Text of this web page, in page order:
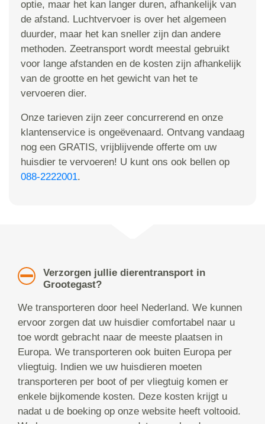
optie, maar het kan langer duren, afhankelijk van
de afstand. Luchtvervoer is over het algemeen
duurder, maar het kan sneller zijn dan andere
methoden. Zeetransport wordt meestal gebruikt
voor lange afstanden en de kosten zijn afhankelijk
van de grootte en het gewicht van het te
vervoeren dier.
Onze tarieven zijn zeer concurrerend en onze
klantenservice is ongeëvenaard. Ontvang vandaag
nog een GRATIS, vrijblijvende offerte om uw
huisdier te vervoeren! U kunt ons ook bellen op
088-2222001.
Verzorgen jullie dierentransport in
Grootegast?
We transporteren door heel Nederland. We kunnen
ervoor zorgen dat uw huisdier comfortabel naar u
toe wordt gebracht naar de meeste plaatsen in
Europa. We transporteren ook buiten Europa per
vliegtuig. Indien we uw huisdieren moeten
transporteren per boot of per vliegtuig komen er
enkele bijkomende kosten. Deze kosten krijgt u
nadat u de boeking op onze website heeft voltooid.